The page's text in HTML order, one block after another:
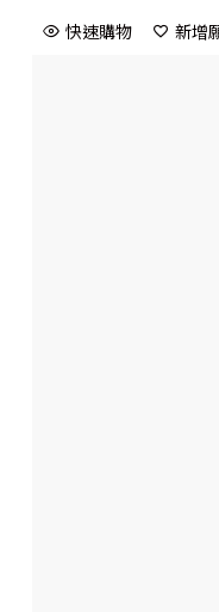
快速購物 新增